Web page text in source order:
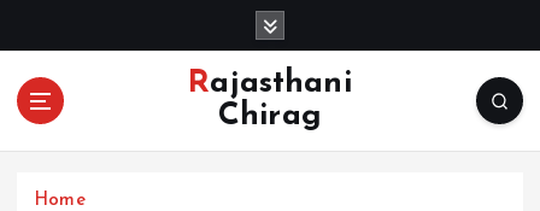
o
Rajasthani
Chirag
Home